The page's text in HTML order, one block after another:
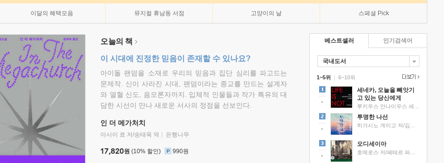
이달의 혜택모음 뮤지컬 휴남동 서점 고양이의 날 스페셜 Pick
오늘의 책
이 시대에 진정한 믿음이 존재할 수 있나요?
아이돌 팬덤을 소재로 우리의 믿음과 집단 심리를 파고드는
문제작. 신이 사라진 시대, 팬덤이라는 종교를 만드는 설계자
와 열혈 신도, 음모론자까지. 입체적 인물들과 작가 특유의 대
담한 시선이 만나 새로운 서사의 정점을 선보인다.
인 더 메가처치
아사이 료 저/송태욱 역 은행나무
17,820원 (10% 할인) 990원
베스트셀러
국내도서
1~5위 |
세네카, 오늘을 빼앗기
고 있는 당신에게
투명한 나선
오디세이아
6~10위
인기검색어